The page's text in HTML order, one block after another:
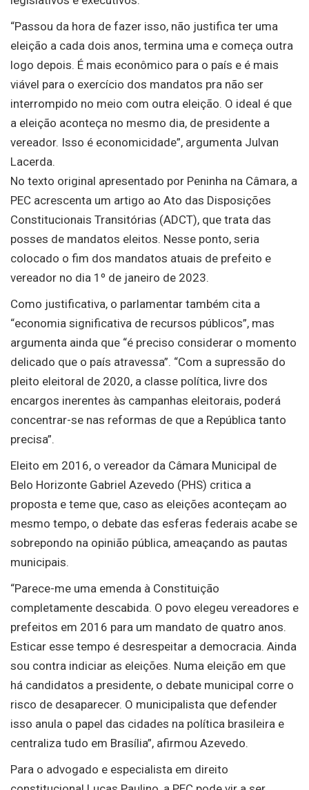
“Passou da hora de fazer isso, não justifica ter uma
eleição a cada dois anos, termina uma e começa outra
logo depois. É mais econômico para o país e é mais
viável para o exercício dos mandatos pra não ser
interrompido no meio com outra eleição. O ideal é que
a eleição aconteça no mesmo dia, de presidente a
vereador. Isso é economicidade”, argumenta Julvan
Lacerda.
No texto original apresentado por Peninha na Câmara, a
PEC acrescenta um artigo ao Ato das Disposições
Constitucionais Transitórias (ADCT), que trata das
posses de mandatos eleitos. Nesse ponto, seria
colocado o fim dos mandatos atuais de prefeito e
vereador no dia 1º de janeiro de 2023.
Como justificativa, o parlamentar também cita a
“economia significativa de recursos públicos”, mas
argumenta ainda que “é preciso considerar o momento
delicado que o país atravessa”. “Com a supressão do
pleito eleitoral de 2020, a classe política, livre dos
encargos inerentes às campanhas eleitorais, poderá
concentrar-se nas reformas de que a República tanto
precisa”.
Eleito em 2016, o vereador da Câmara Municipal de
Belo Horizonte Gabriel Azevedo (PHS) critica a
proposta e teme que, caso as eleições aconteçam ao
mesmo tempo, o debate das esferas federais acabe se
sobrepondo na opinião pública, ameaçando as pautas
municipais.
“Parece-me uma emenda à Constituição
completamente descabida. O povo elegeu vereadores e
prefeitos em 2016 para um mandato de quatro anos.
Esticar esse tempo é desrespeitar a democracia. Ainda
sou contra indiciar as eleições. Numa eleição em que
há candidatos a presidente, o debate municipal corre o
risco de desaparecer. O municipalista que defender
isso anula o papel das cidades na política brasileira e
centraliza tudo em Brasília”, afirmou Azevedo.
Para o advogado e especialista em direito